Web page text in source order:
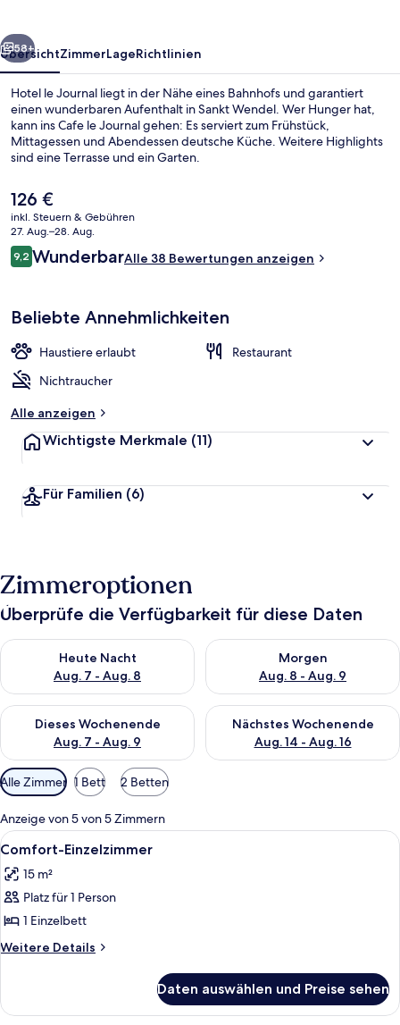
Weiter
58+
ÜbersichtZimmerLageRichtlinien
Hotel le Journal liegt in der Nähe eines Bahnhofs und garantiert
einen wunderbaren Aufenthalt in Sankt Wendel. Wer Hunger hat,
kann ins Cafe le Journal gehen: Es serviert zum Frühstück,
Mittagessen und Abendessen deutsche Küche. Weitere Highlights
sind eine Terrasse und ein Garten.
Der
aktuelle
Preis
beträgt
126 €.
126 €
inkl. Steuern & Gebühren
27. Aug.–28. Aug.
Bewertungen
9,29,2 von 10.
WunderbarAlle 38 Bewertungen anzeigen
Beliebte Annehmlichkeiten
Haustiere erlaubt
Restaurant
Nichtraucher
Alle anzeigen
Wichtigste Merkmale (11)
Für Familien (6)
Zimmeroptionen
Überprüfe die Verfügbarkeit für diese Daten
Heute Nacht
Aug. 7 - Aug. 8
Überprüfe die Verfügbarkeit für heute Nacht, Aug. 7 - Aug. 8.
Morgen
Aug. 8 - Aug. 9
Überprüfe die Verfügbarkeit
Dieses Wochenende
Aug. 7 - Aug. 9
Überprüfe die Verfügbarkeit für dieses Wochenende, Aug. 7
Nächstes Wochenende
Aug. 14 - Aug. 16
Überprüfe die Verfügbarkeit
Verfügbare
Filter
für
Zimmer
Alle Zimmer 1 Bett 2 Betten
Anzeige von 5 von 5 Zimmern
Alle
Fotos
für
Comfort-
Einzelzimmer
anzeigen
Comfort-Einzelzimmer |
5
Comfort-Einzelzimmer
15 m²
Platz für 1 Person
1 Einzelbett
Weitere Details
Weitere
Einzelzimmer
Daten auswählen und Preise sehen